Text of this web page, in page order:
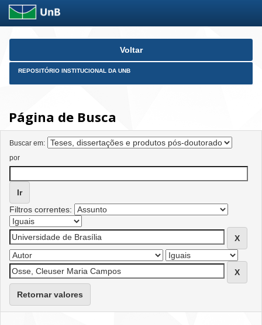
Skip
Voltar
REPOSITÓRIO INSTITUCIONAL DA UNB
Página de Busca
Buscar em:
por
Filtros correntes:
Retornar valores